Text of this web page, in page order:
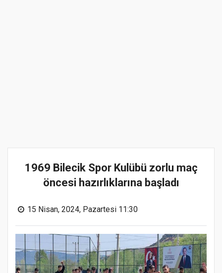
1969 Bilecik Spor Kulübü zorlu maç
öncesi hazırlıklarına başladı
15 Nisan, 2024, Pazartesi 11:30